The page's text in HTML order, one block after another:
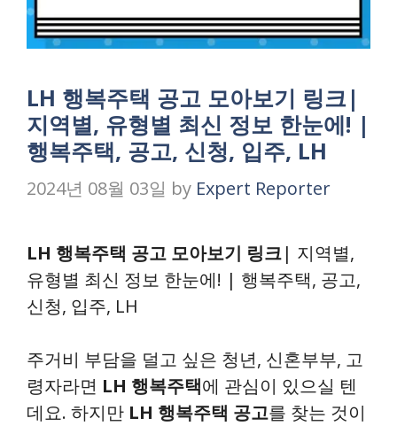
LH 행복주택 공고 모아보기 링크|
지역별, 유형별 최신 정보 한눈에! |
행복주택, 공고, 신청, 입주, LH
2024년 08월 03일 by Expert Reporter
LH 행복주택 공고 모아보기 링크| 지역별,
유형별 최신 정보 한눈에! | 행복주택, 공고,
신청, 입주, LH
주거비 부담을 덜고 싶은 청년, 신혼부부, 고
령자라면 LH 행복주택에 관심이 있으실 텐
데요. 하지만 LH 행복주택 공고를 찾는 것이